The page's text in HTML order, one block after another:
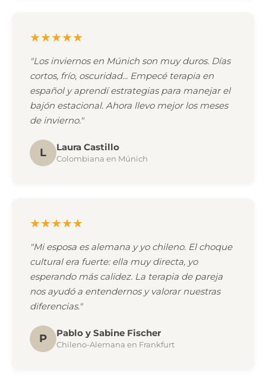
★★★★★
"Los inviernos en Múnich son muy duros. Días
cortos, frío, oscuridad... Empecé terapia en
español y aprendí estrategias para manejar el
bajón estacional. Ahora llevo mejor los meses
de invierno."
L Laura Castillo
Colombiana en Múnich
★★★★★
"Mi esposa es alemana y yo chileno. El choque
cultural era fuerte: ella muy directa, yo
esperando más calidez. La terapia de pareja
nos ayudó a entendernos y valorar nuestras
diferencias."
P Pablo y Sabine Fischer
Chileno-Alemana en Frankfurt